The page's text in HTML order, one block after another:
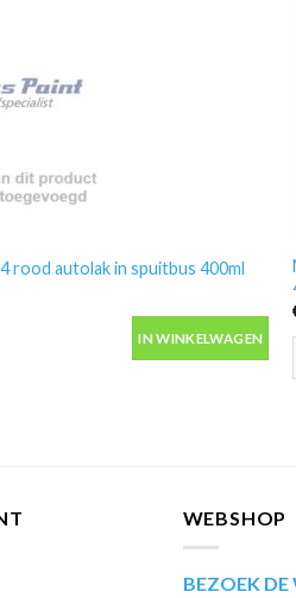
rood autolak in spuitbus 400ml
rood autolak in spuitbus 400ml aantal
IN WINKELWAGEN
WEBSHOP
BEZOEK DE